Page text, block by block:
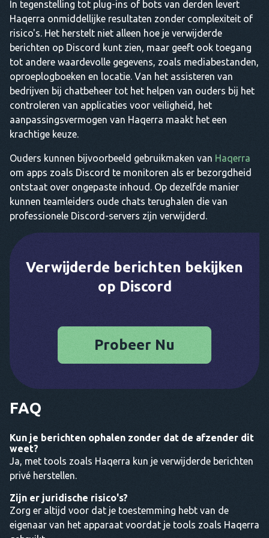
In tegenstelling tot plug-ins of bots van derden levert
Haqerra onmiddellijke resultaten zonder complexiteit of
risico's. Het herstelt niet alleen hoe je verwijderde
berichten op Discord kunt zien, maar geeft ook toegang
tot andere waardevolle gegevens, zoals mediabestanden,
oproeplogboeken en locatie. Van het assisteren van
bedrijven bij chatbeheer tot het helpen van ouders bij het
controleren van applicaties voor veiligheid, het
aanpassingsvermogen van Haqerra maakt het een
krachtige keuze.
Ouders kunnen bijvoorbeeld gebruikmaken van Haqerra
om apps zoals Discord te monitoren als er bezorgdheid
ontstaat over ongepaste inhoud. Op dezelfde manier
kunnen teamleiders oude chats terughalen die van
professionele Discord-servers zijn verwijderd.
Verwijderde berichten bekijken
op Discord
Probeer Nu
FAQ
Kun je berichten ophalen zonder dat de afzender dit
weet?
Ja, met tools zoals Haqerra kun je verwijderde berichten
privé herstellen.
Zijn er juridische risico's?
Zorg er altijd voor dat je toestemming hebt van de
eigenaar van het apparaat voordat je tools zoals Haqerra